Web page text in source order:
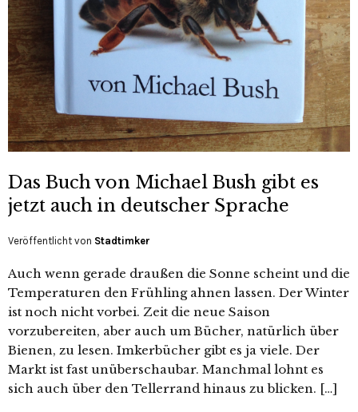
Das Buch von Michael Bush gibt es
jetzt auch in deutscher Sprache
Veröffentlicht von Stadtimker
Auch wenn gerade draußen die Sonne scheint und die
Temperaturen den Frühling ahnen lassen. Der Winter
ist noch nicht vorbei. Zeit die neue Saison
vorzubereiten, aber auch um Bücher, natürlich über
Bienen, zu lesen. Imkerbücher gibt es ja viele. Der
Markt ist fast unüberschaubar. Manchmal lohnt es
sich auch über den Tellerrand hinaus zu blicken. […]